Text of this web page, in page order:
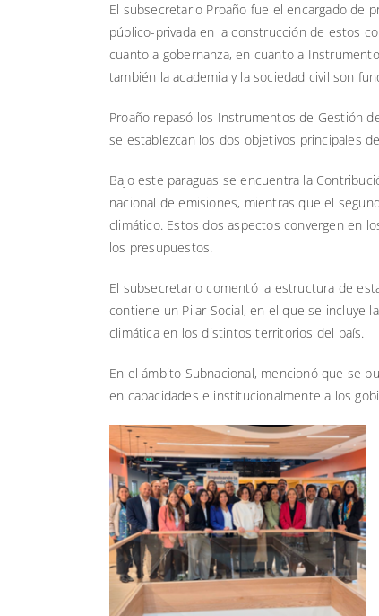
El subsecretario Proaño fue el encargado de
público-privada en la construcción de estos
cuanto a gobernanza, en cuanto a
también la academia y la sociedad civil son
Proaño repasó los Instrumentos de Gestión
se establezcan los dos objetivos principales
Bajo este paraguas se encuentra la
nacional de emisiones, mientras que el
climático. Estos dos aspectos convergen en
los presupuestos.
El subsecretario comentó la estructura de
contiene un Pilar Social, en el que se incluye
climática en los distintos territorios del país.
En el ámbito Subnacional, mencionó que se
en capacidades e institucionalmente a los